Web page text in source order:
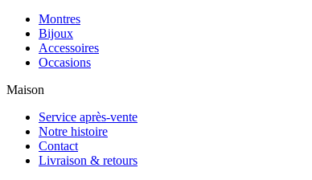
Montres
Bijoux
Accessoires
Occasions
Maison
Service après-vente
Notre histoire
Contact
Livraison & retours